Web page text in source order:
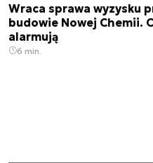
Wraca sprawa wyzysku
budowie Nowej Chemii.
alarmują
6 min.